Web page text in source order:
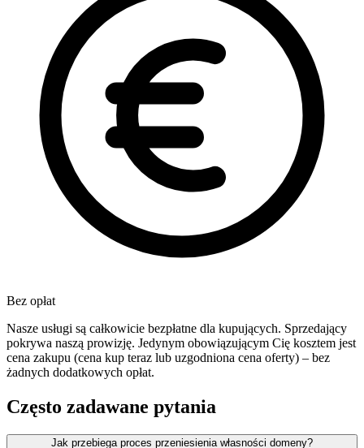
Bez opłat
Nasze usługi są całkowicie bezpłatne dla kupujących. Sprzedający
pokrywa naszą prowizję. Jedynym obowiązującym Cię kosztem jest
cena zakupu (cena kup teraz lub uzgodniona cena oferty) – bez
żadnych dodatkowych opłat.
Często zadawane pytania
Jak przebiega proces przeniesienia własności domeny?